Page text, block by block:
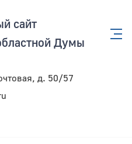
сайт
Думы
д. 50/57